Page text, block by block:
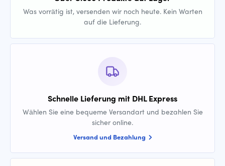
Was vorrätig ist, versenden wir noch heute. Kein Warten
auf die Lieferung.
Schnelle Lieferung mit DHL Express
Wählen Sie eine bequeme Versandart und bezahlen Sie
sicher online.
Versand und Bezahlung